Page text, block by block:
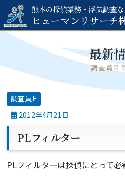
熊本の探偵業務・浮気調査
ヒューマンリサーチ
最新
調査員E
調査員E
2012年4月21日
PLフィルター
PLフィルターは探偵にとって必